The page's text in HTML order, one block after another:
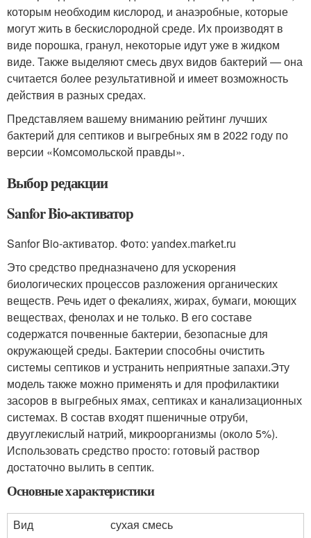
которым необходим кислород, и анаэробные, которые
могут жить в бескислородной среде. Их производят в
виде порошка, гранул, некоторые идут уже в жидком
виде. Также выделяют смесь двух видов бактерий — она
считается более результативной и имеет возможность
действия в разных средах.
Представляем вашему вниманию рейтинг лучших
бактерий для септиков и выгребных ям в 2022 году по
версии «Комсомольской правды».
Выбор редакции
Sanfor Bio-активатор
Sanfor Bio-активатор. Фото: yandex.market.ru
Это средство предназначено для ускорения
биологических процессов разложения органических
веществ. Речь идет о фекалиях, жирах, бумаги, моющих
веществах, фенолах и не только. В его составе
содержатся почвенные бактерии, безопасные для
окружающей среды. Бактерии способны очистить
системы септиков и устранить неприятные запахи.Эту
модель также можно применять и для профилактики
засоров в выгребных ямах, септиках и канализационных
системах. В состав входят пшеничные отруби,
двууглекислый натрий, микроорганизмы (около 5%).
Использовать средство просто: готовый раствор
достаточно вылить в септик.
Основные характеристики
Вид
сухая смесь